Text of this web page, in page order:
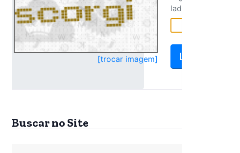
Buscar no Site